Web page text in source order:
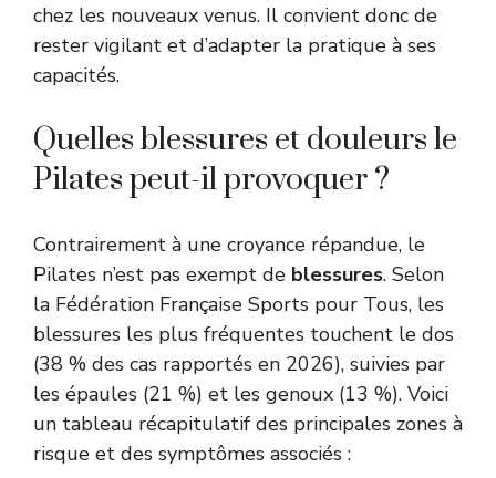
chez les nouveaux venus. Il convient donc de
rester vigilant et d’adapter la pratique à ses
capacités.
Quelles blessures et douleurs le
Pilates peut-il provoquer ?
Contrairement à une croyance répandue, le
Pilates n’est pas exempt de blessures. Selon
la Fédération Française Sports pour Tous, les
blessures les plus fréquentes touchent le dos
(38 % des cas rapportés en 2026), suivies par
les épaules (21 %) et les genoux (13 %). Voici
un tableau récapitulatif des principales zones à
risque et des symptômes associés :